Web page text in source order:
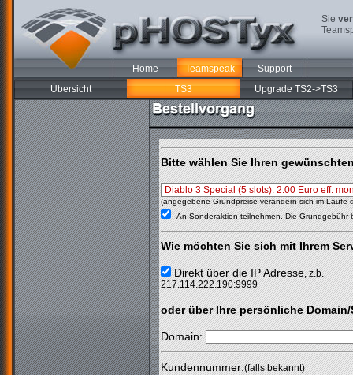
Sie
Home Teamspeak
Support
Übersicht
TS3 Upgrade TS2->TS3
Bitte wählen Sie Ihren
(angegebene Grundpreise verändern sich im Laufe
An Sonderaktion teilnehmen. Die Grundgebühr
Wie möchten Sie sich mit Ihrem
Direkt über die IP Adresse, z.b.
217.114.222.190:9999
oder über Ihre persönliche
Domain:
Kundennummer:(falls bekannt)